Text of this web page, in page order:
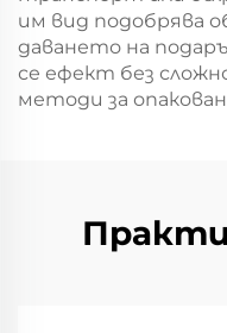
им вид подобрява
даването на
се ефект без
методи за